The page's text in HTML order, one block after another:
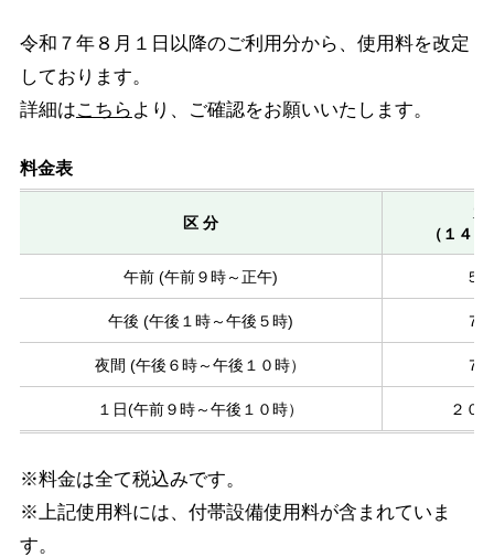
令和７年８月１日以降のご利用分から、使用料を改定
しております。
詳細はこちら より、ご確認をお願いいたします。
料金表
区 分
大
（１４
午前 (午前９時～正午) ５
午後 (午後１時～午後５時) ７
夜間 (午後６時～午後１０時） ７
１日(午前９時～午後１０時） ２０
※料金は全て税込みです。
※上記使用料には、付帯設備使用料が含まれていま
す。